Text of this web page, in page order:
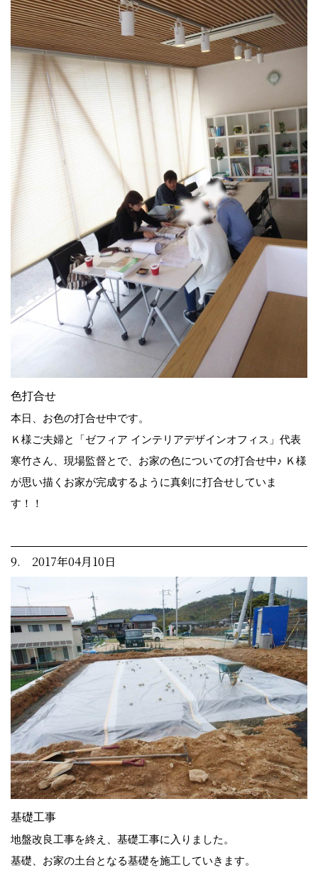
色打合せ
本日、お色の打合せ中です。
Ｋ様ご夫婦と「ゼフィア インテリアデザインオフィス」代表
寒竹さん、現場監督とで、お家の色についての打合せ中♪ Ｋ様
が思い描くお家が完成するように真剣に打合せしていま
す！！
9. 2017年04月10日
基礎工事
地盤改良工事を終え、基礎工事に入りました。
基礎、お家の土台となる基礎を施工していきます。